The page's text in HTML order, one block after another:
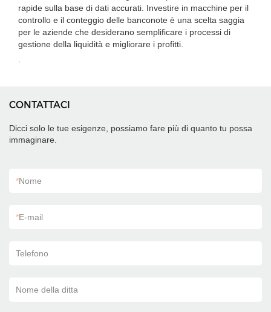
rapide sulla base di dati accurati. Investire in macchine per il
controllo e il conteggio delle banconote è una scelta saggia
per le aziende che desiderano semplificare i processi di
gestione della liquidità e migliorare i profitti.
CONTATTACI
Dicci solo le tue esigenze, possiamo fare più di quanto tu possa
immaginare.
*Nome
*E-mail
Telefono
Nome della ditta